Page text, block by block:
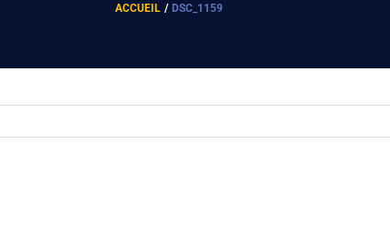
ACCUEIL DSC_1159